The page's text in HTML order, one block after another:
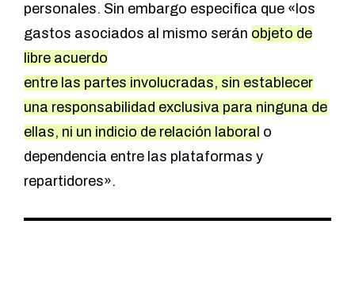
personales. Sin embargo especifica que «los
gastos asociados al mismo serán objeto de
libre acuerdo
entre las partes involucradas, sin establecer
una responsabilidad exclusiva para ninguna de
ellas, ni un indicio de relación laboral o
dependencia entre las plataformas y
repartidores».